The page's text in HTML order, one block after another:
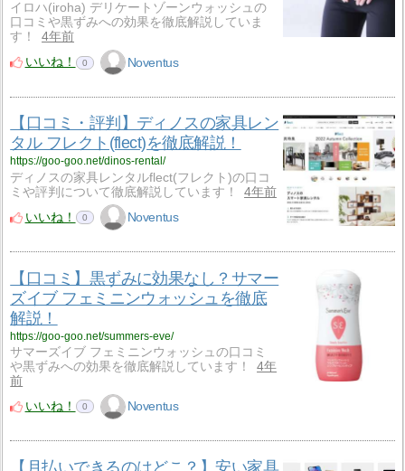
イロハ(iroha) デリケートゾーンウォッシュの
口コミや黒ずみへの効果を徹底解説していま
す！
4年前
いいね！
0 Noventus
【口コミ・評判】ディノスの家具レン
タル フレクト(flect)を徹底解説！
https://goo-goo.net/dinos-rental/
ディノスの家具レンタルflect(フレクト)の口コ
ミや評判について徹底解説しています！
4年前
いいね！
0 Noventus
【口コミ】黒ずみに効果なし？サマー
ズイブ フェミニンウォッシュを徹底
解説！
https://goo-goo.net/summers-eve/
サマーズイブ フェミニンウォッシュの口コミ
や黒ずみへの効果を徹底解説しています！
4年
前
いいね！
0 Noventus